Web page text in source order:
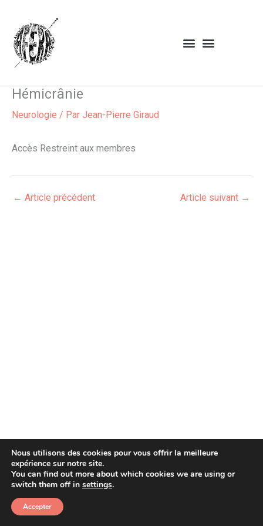
contenu
Hémicrânie
Neurologie / Par Jean-Pierre Giraud
Accès Restreint aux membres
← Article précédent Article suivant →
Copyright © 2026 Afera
Nous utilisons des cookies pour vous offrir la meilleure
expérience sur notre site.
You can find out more about which cookies we are using or
switch them off in settings.
Accepter